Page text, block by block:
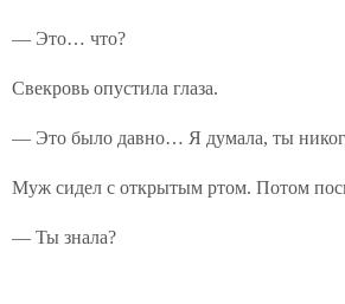
— Это… что?
Свекровь опустила глаза.
— Это было давно… Я думала, ты
Муж сидел с открытым ртом. Потом
— Ты знала?